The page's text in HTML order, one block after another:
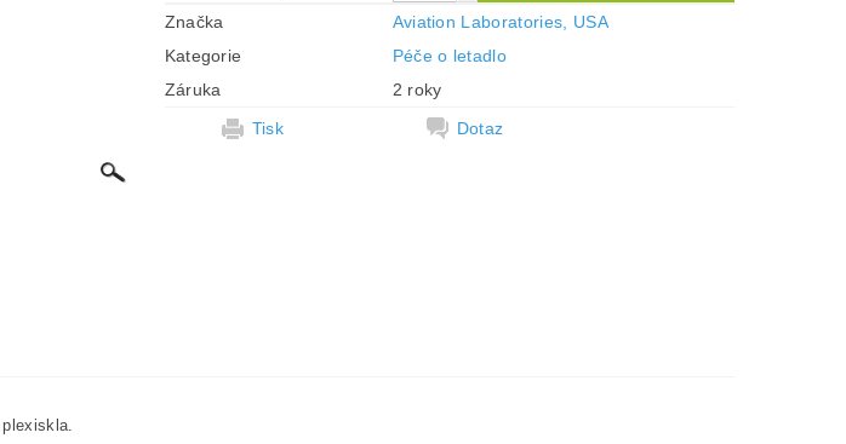
Značka
Aviation Laboratories, USA
Kategorie
Péče o letadlo
Záruka
2 roky
Tisk
Dotaz